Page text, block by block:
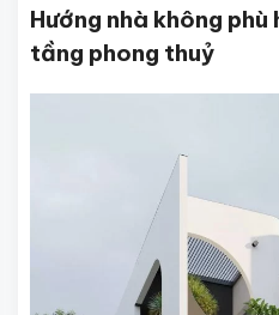
Hướng nhà không
tầng phong thuỷ